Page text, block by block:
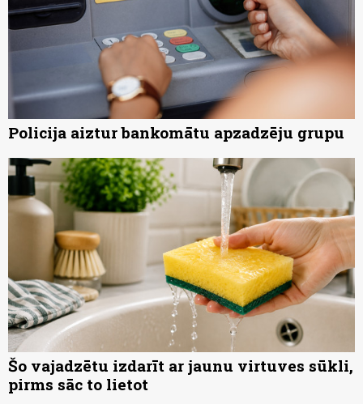
Policija aiztur bankomātu apzadzēju grupu
Šo vajadzētu izdarīt ar jaunu virtuves sūkli,
pirms sāc to lietot